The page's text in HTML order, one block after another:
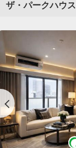
ザ・パークハウ